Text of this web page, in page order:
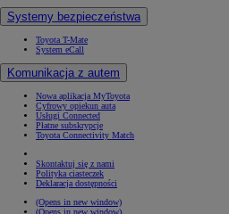
Systemy bezpieczeństwa
Toyota T-Mate
System eCall
Komunikacja z autem
Nowa aplikacja MyToyota
Cyfrowy opiekun auta
Usługi Connected
Płatne subskrypcje
Toyota Connectivity Match
Skontaktuj się z nami
Polityka ciasteczek
Deklaracja dostępności
(Opens in new window)
(Opens in new window)